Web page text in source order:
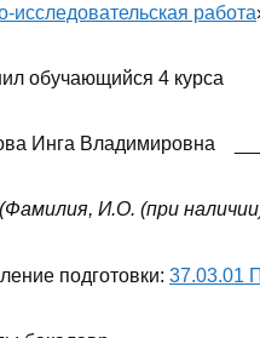
исследовательская работа
обучающийся 4 курса
Инга Владимировна
И.О. (при
подготовки: 37.03.01